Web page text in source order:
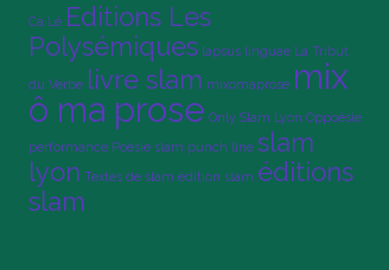
Ca Lé Editions Les
Polysémiques lapsus linguae La Tribut
du Verbe livre slam mixomaprose mix
ô ma prose Only Slam Lyon Oppoésie
performance Poésie slam punch line slam
lyon Textes de slam édition slam éditions
slam